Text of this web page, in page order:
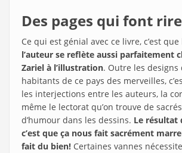
Des pages qui font rire
Ce qui est génial avec ce livre, c’est que
l’auteur se reflète aussi parfaitement
Zariel à l’illustration. Outre les
habitants de ce pays des merveilles,
les interjections entre les auteurs, la
même le lectorat qu’on trouve de
d’humour dans les dessins. Le résultat
c’est que ça nous fait sacrément
fait du bien! Certaines vannes